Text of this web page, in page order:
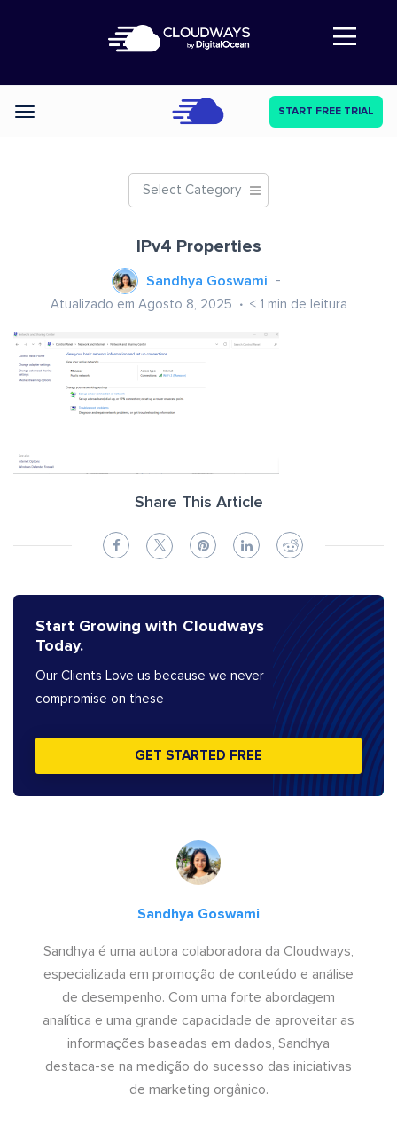
Abre a navegação
Categories START FREE TRIAL
Select Category
IPv4 Properties
Sandhya Goswami
Atualizado em Agosto 8, 2025 < 1 min de leitura
Share This Article
Start Growing with Cloudways
Today.
Our Clients Love us because we never
compromise on these
GET STARTED FREE
Sandhya Goswami
Sandhya é uma autora colaboradora da Cloudways,
especializada em promoção de conteúdo e análise
de desempenho. Com uma forte abordagem
analítica e uma grande capacidade de aproveitar as
informações baseadas em dados, Sandhya
destaca-se na medição do sucesso das iniciativas
de marketing orgânico.